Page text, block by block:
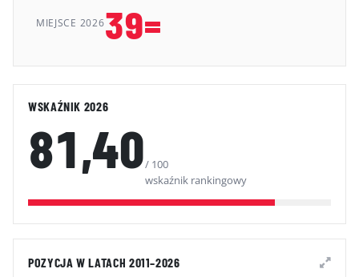
MIEJSCE 202639=
WSKAŹNIK 2026
81,40/ 100
wskaźnik rankingowy
POZYCJA W LATACH 2011–2026